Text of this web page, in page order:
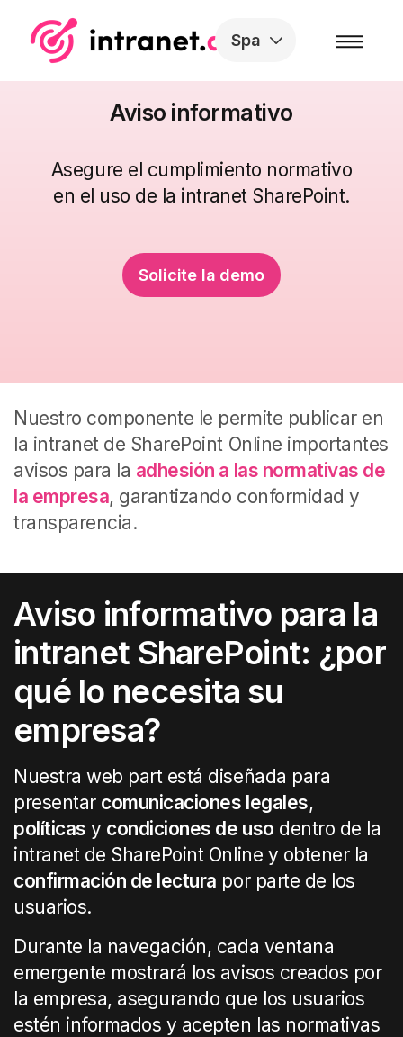
Spa
Aviso informativo
Asegure el cumplimiento normativo
en el uso de la intranet SharePoint.
Solicite la demo
Nuestro componente le permite publicar en
la intranet de SharePoint Online importantes
avisos para la adhesión a las normativas de
la empresa, garantizando conformidad y
transparencia.
Aviso informativo para la
intranet SharePoint: ¿por
qué lo necesita su
empresa?
Nuestra web part está diseñada para
presentar comunicaciones legales,
políticas y condiciones de uso dentro de la
intranet de SharePoint Online y obtener la
confirmación de lectura por parte de los
usuarios.
Durante la navegación, cada ventana
emergente mostrará los avisos creados por
la empresa, asegurando que los usuarios
estén informados y acepten las normativas